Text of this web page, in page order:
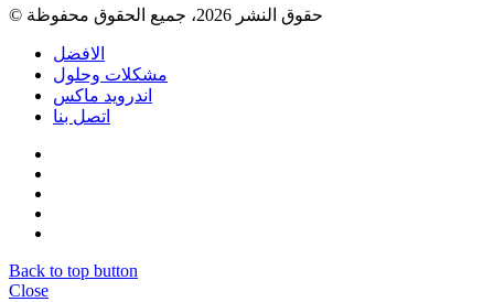
الافضل
مشكلات وحلول
اندرويد ماكس
اتصل بنا
Back to top button
Close